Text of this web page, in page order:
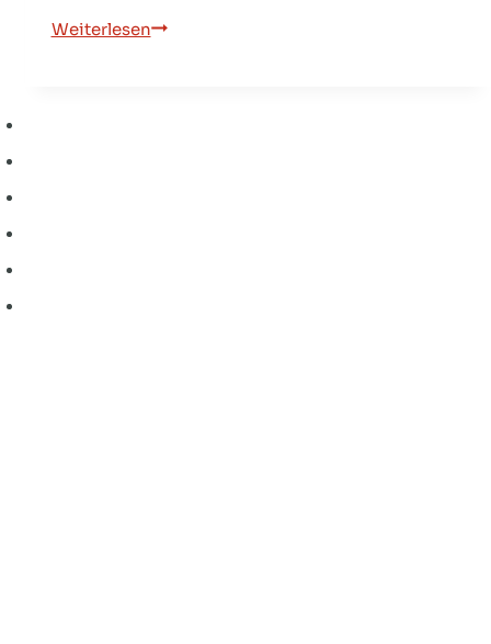
WeiterlesenRegionalliga: